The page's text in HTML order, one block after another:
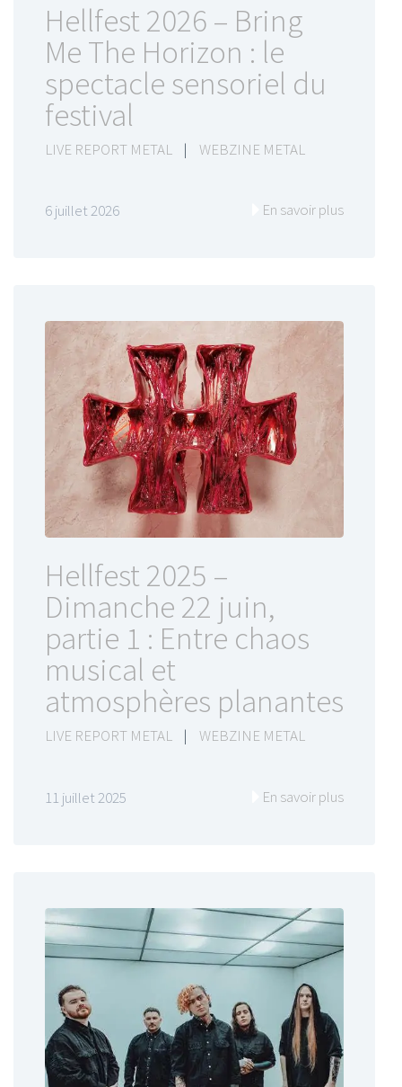
Hellfest 2026 – Bring
Me The Horizon : le
spectacle sensoriel du
festival
LIVE REPORT METAL | WEBZINE METAL
6 juillet 2026 En savoir plus
Hellfest 2025 –
Dimanche 22 juin,
partie 1 : Entre chaos
musical et
atmosphères planantes
LIVE REPORT METAL | WEBZINE METAL
11 juillet 2025 En savoir plus